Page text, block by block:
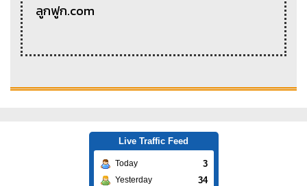
ลูกฟูก.com
Live Traffic Feed
Today 3
Yesterday 34